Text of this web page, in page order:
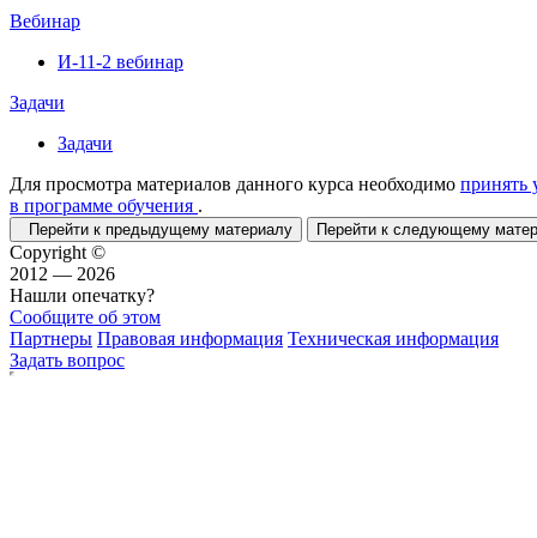
Вебинар
И-11-2 вебинар
Задачи
Задачи
Для просмотра материалов данного курса необходимо принять
в программе обучения .
Перейти к предыдущему материалу Перейти к следующему
Copyright ©
2012 — 2026
Нашли опечатку?
Сообщите об этом
Партнеры Правовая информация Техническая информация
Задать вопрос